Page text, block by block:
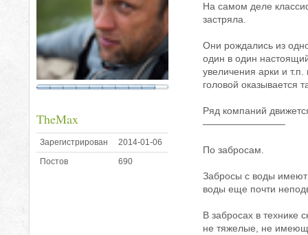
TheMax
Зарегистрирован
2014-01-06
Постов
690
На самом деле
застряла.
Они рождались из
один в один
увеличения арки и
головой оказывается
Ряд компаний
————————–
По забросам.
Забросы с воды имеют
воды еще почти
В забросах в технике
не тяжелые, не